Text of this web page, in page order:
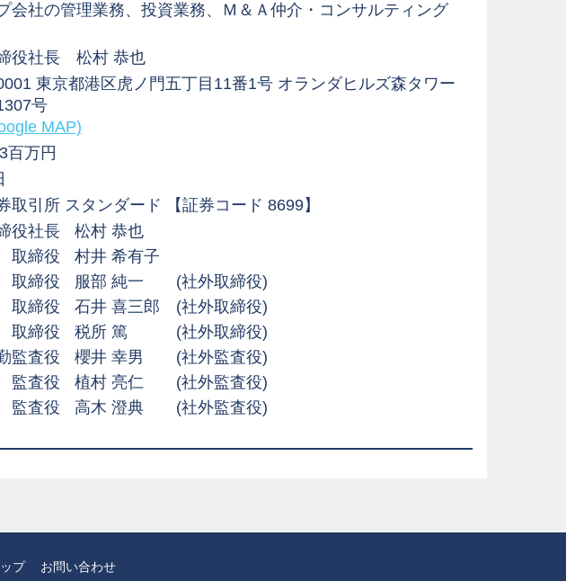
会社の管理業務、投資業務、Ｍ＆Ａ仲介・コンサルティング
役社長 松村 恭也
東京都港区虎ノ門五丁目11番1号 オランダヒルズ森タワー
号
MAP)
百万円
取引所 スタンダード 【証券コード 8699】
役社長
松村 恭也
取締役
村井 希有子
取締役
服部 純一 (社外取締役)
取締役
石井 喜三郎 (社外取締役)
取締役
税所 篤 (社外取締役)
監査役
櫻井 幸男 (社外監査役)
監査役
植村 亮仁 (社外監査役)
監査役
高木 澄典 (社外監査役)
プ お問い合わせ